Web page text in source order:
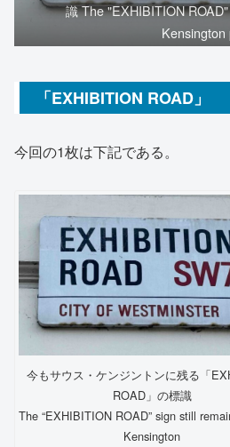
識 The "EXHIBITION
「EXHIBITION ROAD」
今回の1枚は下記である。
今もサウス・ケンジントンに残る「
ROAD」の標識
The “EXHIBITION ROAD” sign still
Kensington